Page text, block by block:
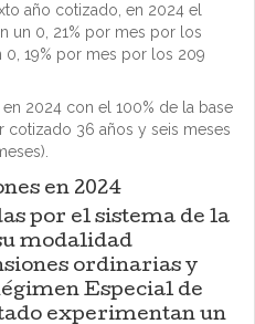
año cotizado, en 2024 el
un 0, 21% por mes por los
19% por mes por los 209
2024 con el 100% de la base
cotizado 36 años y seis meses
en 2024
por el sistema de la
modalidad
ordinarias y
Especial de
experimentan un